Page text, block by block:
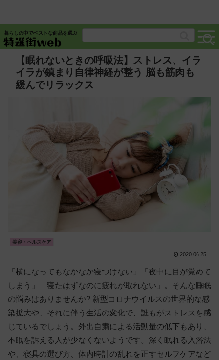
暮らしの中でベストな商品を選ぶ
【眠れないときの呼吸法】ストレス、イラ
イラが鎮まり自律神経が整う 脳も筋肉も
緩んでリラックス
美容・ヘルスケア
2020.06.25
「横になってもなかなか寝つけない」「夜中に目が覚めて
しまう」「寝たはずなのに疲れが取れない」。そんな睡眠
の悩みはありませんか? 新型コロナウイルスの世界的な感
染拡大や、それに伴う生活の変化で、誰もがストレスを感
じているでしょう。外出自粛による活動量の低下もあり、
不眠を訴える人が少なくないようです。深く眠れる入浴法
や、寝具の選び方、体内時計の乱れを正すセルフケアなど